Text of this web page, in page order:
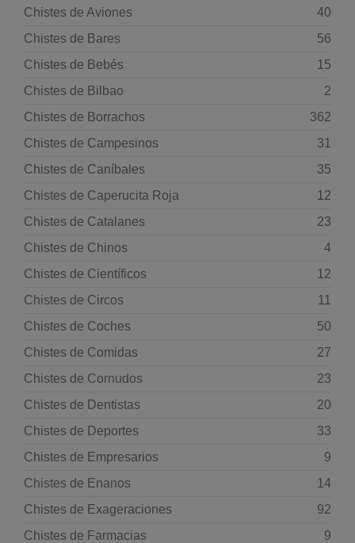
Chistes de Aviones
40
Chistes de Bares
56
Chistes de Bebés
15
Chistes de Bilbao
2
Chistes de Borrachos
362
Chistes de Campesinos
31
Chistes de Caníbales
35
Chistes de Caperucita Roja
12
Chistes de Catalanes
23
Chistes de Chinos
4
Chistes de Científicos
12
Chistes de Circos
11
Chistes de Coches
50
Chistes de Comidas
27
Chistes de Cornudos
23
Chistes de Dentistas
20
Chistes de Deportes
33
Chistes de Empresarios
9
Chistes de Enanos
14
Chistes de Exageraciones
92
Chistes de Farmacias
9